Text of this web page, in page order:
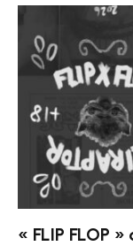
« FLIP FLOP